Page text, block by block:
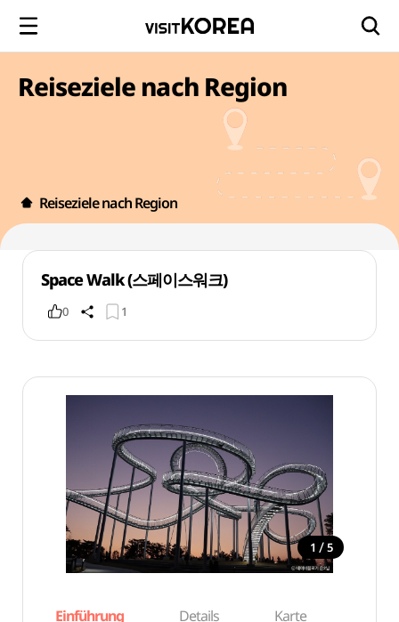
Reiseziele nach Region
Reiseziele nach Region
Space Walk (스페이스워크)
0 1
1 / 5
Einführung Details Karte